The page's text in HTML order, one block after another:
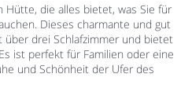
die alles bietet, was Sie für
Dieses charmante und gut
drei Schlafzimmer und bietet
ist perfekt für Familien oder eine
und Schönheit der Ufer des